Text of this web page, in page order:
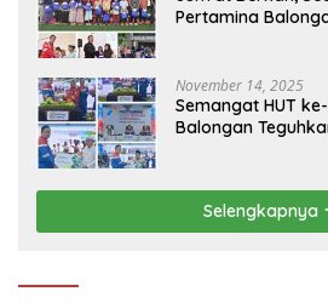
Pertamina
November 14, 2025
Semangat HUT
Balongan
Pendidikan
Selengkapnya